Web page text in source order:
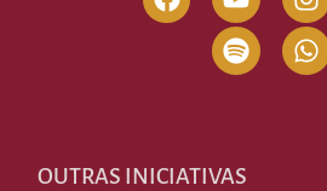
OUTRAS INICIATIVAS